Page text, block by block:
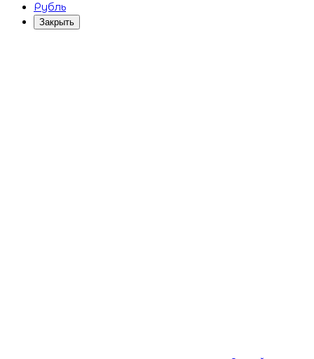
Рубль
Закрыть